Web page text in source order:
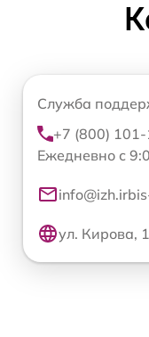
Служба
+7 (800)
Ежедневно с
ул. Кирова,